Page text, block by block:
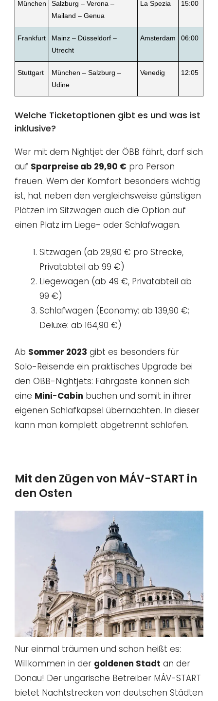
München
Salzburg – Verona –
Mailand – Genua
La Spezia 15:00
Frankfurt
Mainz – Düsseldorf –
Utrecht
Amsterdam 06:00
Stuttgart
München – Salzburg –
Udine
Venedig 12:05
Welche Ticketoptionen gibt es und was ist
inklusive?
Wer mit dem Nightjet der ÖBB fährt, darf sich
auf Sparpreise ab 29,90 € pro Person
freuen. Wem der Komfort besonders wichtig
ist, hat neben den vergleichsweise günstigen
Plätzen im Sitzwagen auch die Option auf
einen Platz im Liege- oder Schlafwagen.
Sitzwagen (ab 29,90 € pro Strecke,
Privatabteil ab 99 €)
Liegewagen (ab 49 €, Privatabteil ab
99 €)
Schlafwagen (Economy: ab 139,90 €;
Deluxe: ab 164,90 €)
Ab Sommer 2023 gibt es besonders für
Solo-Reisende ein praktisches Upgrade bei
den ÖBB-Nightjets: Fahrgäste können sich
eine Mini-Cabin buchen und somit in ihrer
eigenen Schlafkapsel übernachten. In dieser
kann man komplett abgetrennt schlafen.
Mit den Zügen von MÁV-START in
den Osten
Nur einmal träumen und schon heißt es:
Willkommen in der goldenen Stadt an der
Donau! Der ungarische Betreiber MÁV-START
bietet Nachtstrecken von deutschen Städten